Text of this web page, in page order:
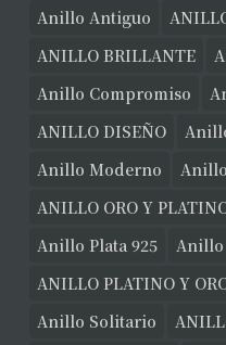
Anillo Antiguo
ANILLO BRILLANTE
Anillo Compromiso
ANILLO DISEÑO
Anillo Moderno
ANILLO ORO Y
Anillo Plata 925
Anillo
ANILLO PLATINO Y
Anillo Solitario